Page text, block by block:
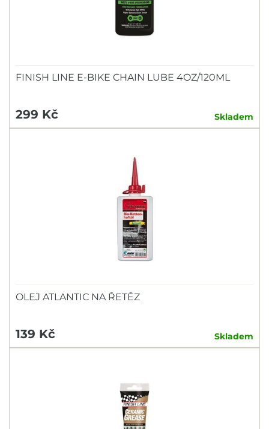
FINISH LINE E-BIKE CHAIN LUBE 4OZ/120ML
299 Kč Skladem
OLEJ ATLANTIC NA ŘETĚZ
139 Kč Skladem